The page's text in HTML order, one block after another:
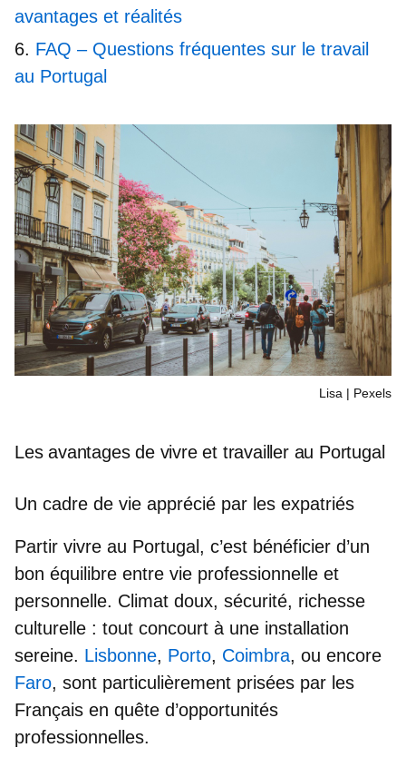
avantages et réalités
FAQ – Questions fréquentes sur le travail
au Portugal
Lisa | Pexels
Les avantages de vivre et travailler au Portugal
Un cadre de vie apprécié par les expatriés
Partir vivre au Portugal , c’est bénéficier d’un
bon équilibre entre vie professionnelle et
personnelle. Climat doux, sécurité, richesse
culturelle : tout concourt à une installation
sereine. Lisbonne, Porto, Coimbra, ou encore
Faro, sont particulièrement prisées par les
Français en quête d’opportunités
professionnelles.